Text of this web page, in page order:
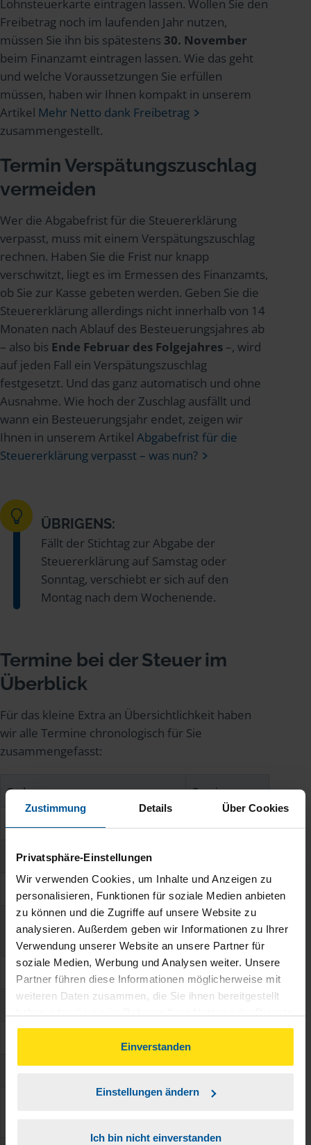
Zustimmung Details Über Cookies
Privatsphäre-Einstellungen
Wir verwenden Cookies, um Inhalte und Anzeigen zu
personalisieren, Funktionen für soziale Medien anbieten
zu können und die Zugriffe auf unsere Website zu
analysieren. Außerdem geben wir Informationen zu Ihrer
Verwendung unserer Website an unsere Partner für
soziale Medien, Werbung und Analysen weiter. Unsere
Partner führen diese Informationen möglicherweise mit
weiteren Daten zusammen, die Sie ihnen bereitgestellt
gesammelt haben. Indem Sie auf Einverstanden klicken,
können Sie der Verwendung von Cookies, gemäß
unserer
Einverstanden
Einstellungen ändern
Ich bin nicht einverstanden
Lohnsteuerkarte eintragen lassen. Wollen Sie den
Freibetrag noch im laufenden Jahr nutzen,
müssen Sie ihn bis spätestens 30. November
beim Finanzamt eintragen lassen. Wie das geht
und welche Voraussetzungen Sie erfüllen
müssen, haben wir Ihnen kompakt in unserem
Artikel Mehr Netto dank Freibetrag
zusammengestellt.
Termin Verspätungszuschlag
vermeiden
Wer die Abgabefrist für die Steuererklärung
verpasst, muss mit einem Verspätungszuschlag
rechnen. Haben Sie die Frist nur knapp
verschwitzt, liegt es im Ermessen des Finanzamts,
ob Sie zur Kasse gebeten werden. Geben Sie die
Steuererklärung allerdings nicht innerhalb von 14
Monaten nach Ablauf des Besteuerungsjahres ab
– also bis Ende Februar des Folgejahres –, wird
auf jeden Fall ein Verspätungszuschlag
festgesetzt. Und das ganz automatisch und ohne
Ausnahme. Wie hoch der Zuschlag ausfällt und
wann ein Besteuerungsjahr endet, zeigen wir
Ihnen in unserem Artikel Abgabefrist für die
Steuererklärung verpasst – was nun?
ÜBRIGENS:
Fällt der Stichtag zur Abgabe der
Steuererklärung auf Samstag oder
Sonntag, verschiebt er sich auf den
Montag nach dem Wochenende.
Termine bei der Steuer im
Überblick
Für das kleine Extra an Übersichtlichkeit haben
wir alle Termine chronologisch für Sie
zusammengefasst:
To do Termin
Einkommensteuervorauszahlung I
Einkommensteuervorauszahlung II 10.06.
Pflichtveranlagung
31.07.
Einkommensteuervorauszahlung III 10.09.